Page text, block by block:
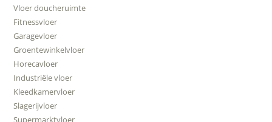
Vloer doucheruimte
Fitnessvloer
Garagevloer
Groentewinkelvloer
Horecavloer
Industriële vloer
Kleedkamervloer
Slagerijvloer
Supermarktvloer